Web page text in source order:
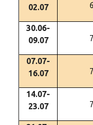
02.07
30.06-
09.07
07.07-
16.07
14.07-
23.07